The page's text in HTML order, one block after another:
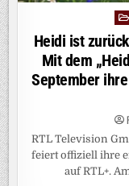
in
Heidi ist
Mit dem
September
RTL Television
feiert offiziell ihre
auf RTL+.